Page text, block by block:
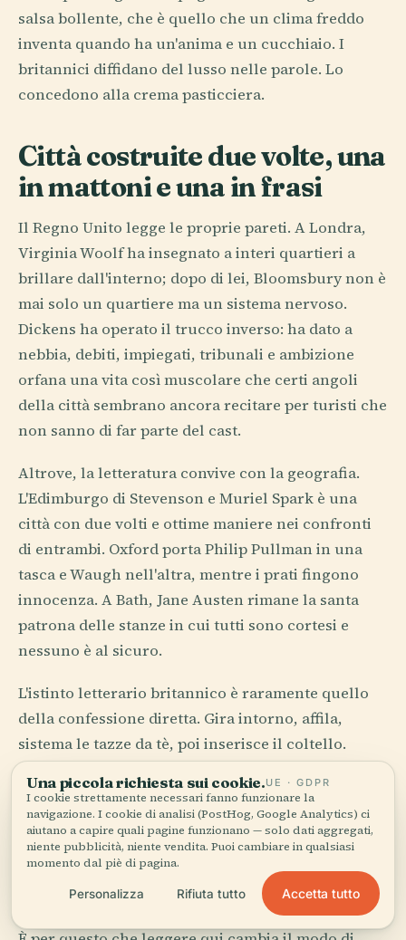
salsa bollente, che è quello che un clima freddo
inventa quando ha un'anima e un cucchiaio. I
britannici diffidano del lusso nelle parole. Lo
concedono alla crema pasticciera.
Città costruite due volte, una
in mattoni e una in frasi
Il Regno Unito legge le proprie pareti. A Londra,
Virginia Woolf ha insegnato a interi quartieri a
brillare dall'interno; dopo di lei, Bloomsbury non è
mai solo un quartiere ma un sistema nervoso.
Dickens ha operato il trucco inverso: ha dato a
nebbia, debiti, impiegati, tribunali e ambizione
orfana una vita così muscolare che certi angoli
della città sembrano ancora recitare per turisti che
non sanno di far parte del cast.
Altrove, la letteratura convive con la geografia.
L'Edimburgo di Stevenson e Muriel Spark è una
città con due volti e ottime maniere nei confronti
di entrambi. Oxford porta Philip Pullman in una
tasca e Waugh nell'altra, mentre i prati fingono
innocenza. A Bath, Jane Austen rimane la santa
patrona delle stanze in cui tutti sono cortesi e
nessuno è al sicuro.
L'istinto letterario britannico è raramente quello
della confessione diretta. Gira intorno, affila,
sistema le tazze da tè, poi inserisce il coltello.
Pensa a Orwell che disseziona la classe con parole
semplici che lasciano lividi. Pensa a Shakespeare,
che aveva capito che il potere parla in retorica
finché la paura non lo riduce a monosillabi. Questa
letteratura ama il linguaggio, ma non
ingenuamente. Sa che ogni frase è un atto sociale.
Una piccola richiesta sui cookie.UE · GDPR
I cookie strettamente necessari fanno funzionare la
navigazione. I cookie di analisi (PostHog, Google Analytics) ci
aiutano a capire quali pagine funzionano — solo dati aggregati,
niente pubblicità, niente vendita. Puoi cambiare in qualsiasi
momento dal piè di pagina.
Personalizza Rifiuta tutto Accetta tutto